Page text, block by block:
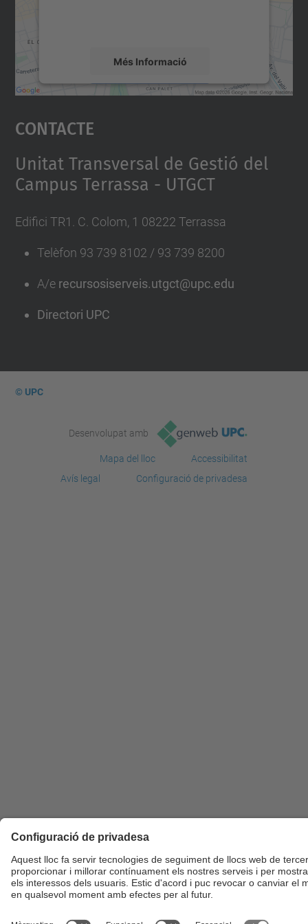
Més Informació
Accepta
powered by
Contacte
Unitat Transversal de Gestió del
Campus Terrassa - UTGCT
Edifici TR1. C. Colom, 1 08222 Terrassa
Telèfon 93 739 8102 / 93 739 8200
A/e recursosiserveis.utgct@upc.edu
Directori UPC
© UPC
Desenvolupat amb
Mapa del lloc
Accessibilitat
Avís legal
Configuració de privadesa